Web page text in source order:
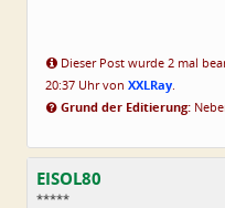
Dieser Post wurde 2 mal
20:37 Uhr von XXLRay
Grund der Editierung:
EISOL80
*****